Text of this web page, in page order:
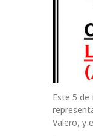
Este 5
Valero, y